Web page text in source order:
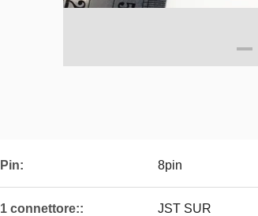
Pin: 8pin
1 connettore:: JST SUR